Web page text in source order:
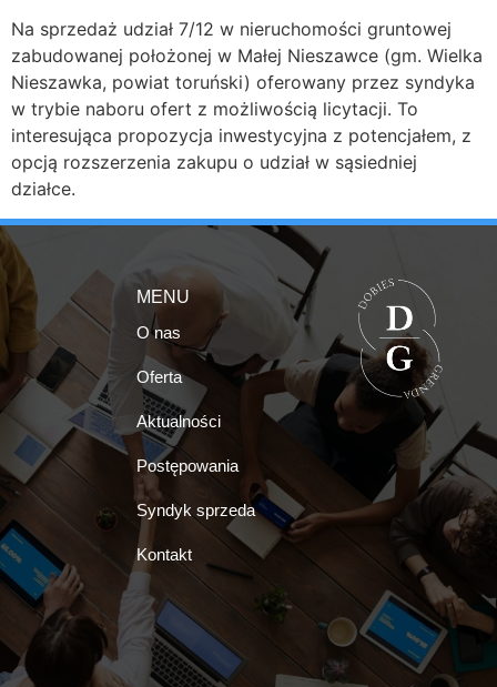
Na sprzedaż udział 7/12 w nieruchomości gruntowej
zabudowanej położonej w Małej Nieszawce (gm. Wielka
Nieszawka, powiat toruński) oferowany przez syndyka
w trybie naboru ofert z możliwością licytacji. To
interesująca propozycja inwestycyjna z potencjałem, z
opcją rozszerzenia zakupu o udział w sąsiedniej
działce.
MENU
O nas
Oferta
Aktualności
Postępowania
Syndyk sprzeda
Kontakt